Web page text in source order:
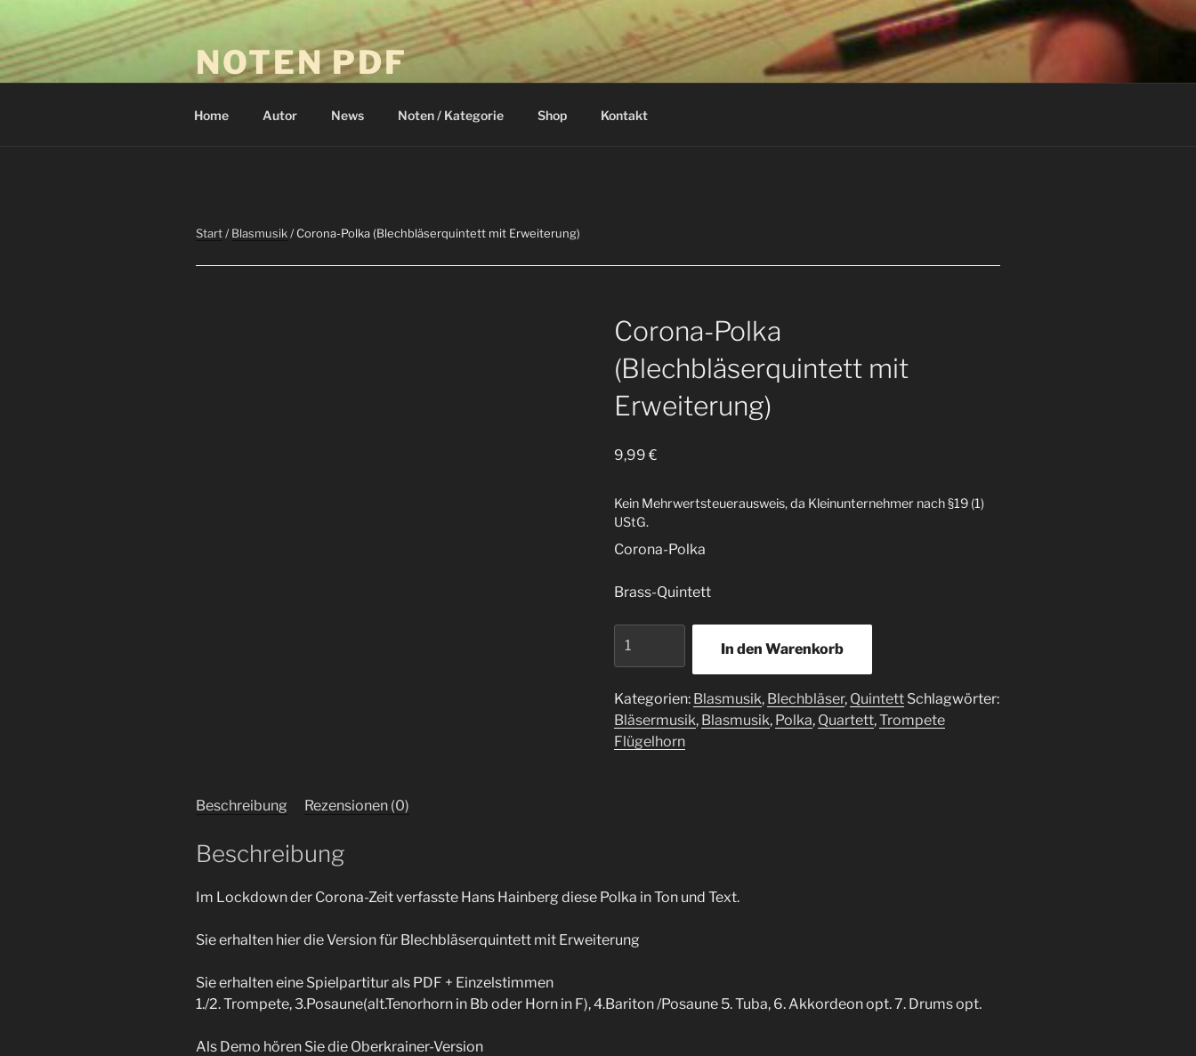
springen
NOTEN PDF
Home Autor News Noten / Kategorie Shop Kontakt
Start/Blasmusik/ Corona-Polka (Blechbläserquintett mit Erweiterung)
Corona-Polka
(Blechbläserquintett mit
Erweiterung)
9,99€
Kein Mehrwertsteuerausweis, da Kleinunternehmer nach §19 (1)
UStG.
Corona-Polka
Brass-Quintett
Polka
(Blechbläserquintett
mit
Erweiterung)
Menge
In den Warenkorb
Kategorien: Blasmusik, Blechbläser, Quintett Schlagwörter:
Bläsermusik, Blasmusik, Polka, Quartett,Trompete
Flügelhorn
Beschreibung Rezensionen (0)
Beschreibung
Im Lockdown der Corona-Zeit verfasste Hans Hainberg diese Polka in Ton und Text.
Sie erhalten hier die Version für Blechbläserquintett mit Erweiterung
Sie erhalten eine Spielpartitur als PDF + Einzelstimmen
1./2. Trompete, 3.Posaune(alt.Tenorhorn in Bb oder Horn in F), 4.Bariton /Posaune 5. Tuba, 6. Akkordeon opt. 7. Drums opt.
Als Demo hören Sie die Oberkrainer-Version